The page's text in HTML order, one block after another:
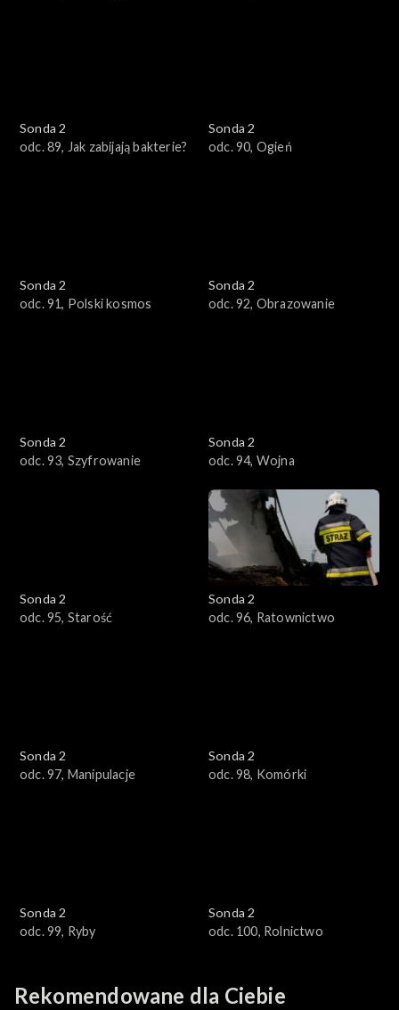
Sonda 2
odc. 89, Jak zabijają bakterie?
Sonda 2
odc. 90, Ogień
Sonda 2
odc. 91, Polski kosmos
Sonda 2
odc. 92, Obrazowanie
Sonda 2
odc. 93, Szyfrowanie
Sonda 2
odc. 94, Wojna
Sonda 2
odc. 95, Starość
Sonda 2
odc. 96, Ratownictwo
Sonda 2
odc. 97, Manipulacje
Sonda 2
odc. 98, Komórki
Sonda 2
odc. 99, Ryby
Sonda 2
odc. 100, Rolnictwo
Rekomendowane dla Ciebie